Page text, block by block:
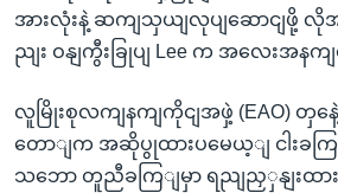
အားလုံးနဲ့ ဆကျသှယျလုပျဆောငျဖို့
ညျး ဝနျကွီးခြုပျ Lee က အလေးအနက
လူမြိုးစုလကျနကျကိုငျအဖှဲ့ (EAO) တှန
တောျက အဆိုပွုထားပမေယ့ျ ငါးခက
သဘော တူညီခကြျမှာ ရညျညှှနျးထ